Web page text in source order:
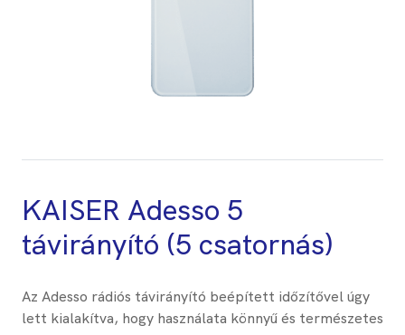
KAISER Adesso 5
távirányító (5 csatornás)
Az Adesso rádiós távirányító beépített időzítővel úgy
lett kialakítva, hogy használata könnyű és természetes